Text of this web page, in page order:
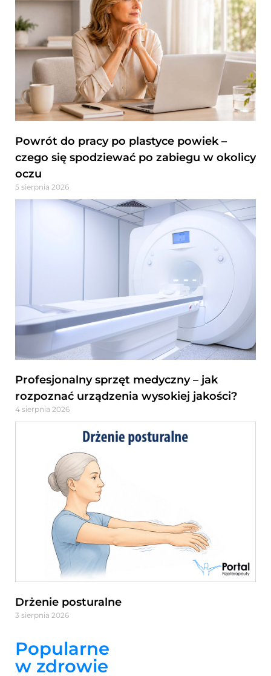
Powrót do pracy po plastyce powiek –
czego się spodziewać po zabiegu w okolicy
oczu
5 sierpnia 2026
Profesjonalny sprzęt medyczny – jak
rozpoznać urządzenia wysokiej jakości?
4 sierpnia 2026
Drżenie posturalne
3 sierpnia 2026
Popularne
w zdrowie